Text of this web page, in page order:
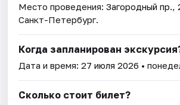
Место проведения:Загородный пр.,
Санкт-Петербург.
Когда запланирован
Дата и время:27 июля 2026 •
Сколько стоит билет?